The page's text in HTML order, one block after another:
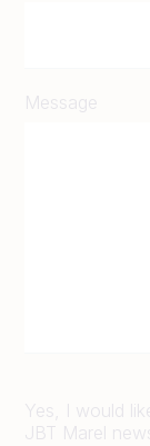
Message
Yes, I would
JBT Marel